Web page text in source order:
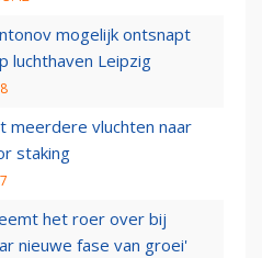
mogelijk ontsnapt
luchthaven Leipzig
meerdere vluchten naar
staking
het roer over bij
nieuwe fase van groei'